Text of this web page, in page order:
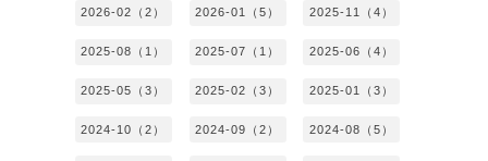
2026-02（2） 2026-01（5） 2025-11（4）
2025-08（1） 2025-07（1） 2025-06（4）
2025-05（3） 2025-02（3） 2025-01（3）
2024-10（2） 2024-09（2） 2024-08（5）